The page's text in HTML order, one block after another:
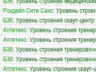
Рокдейл Сити Санс: Уровень
Б36: Уровень строения скаут-
Атлетико: Уровень строения
Атлетико: Уровень строения
Б36: Уровень строения
Б36: Уровень строения
Атлетико: Уровень строения